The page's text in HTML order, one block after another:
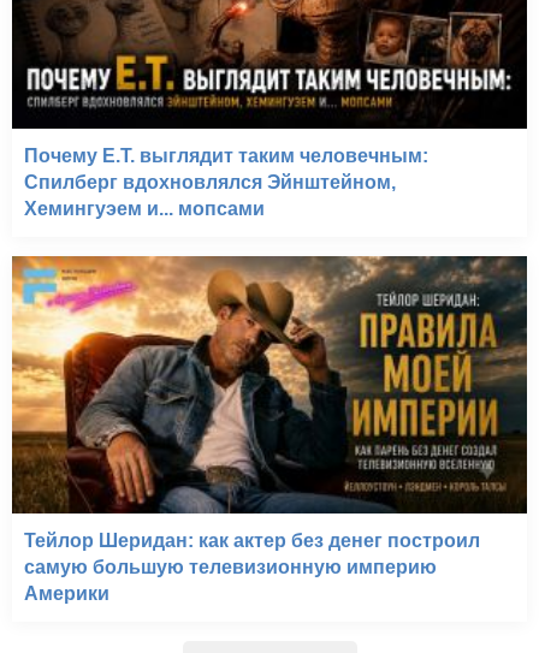
Почему E.T. выглядит таким человечным:
Спилберг вдохновлялся Эйнштейном,
Хемингуэем и... мопсами
Тейлор Шеридан: как актер без денег построил
самую большую телевизионную империю
Америки